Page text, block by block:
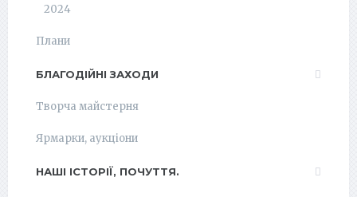
2024
Плани
БЛАГОДІЙНІ ЗАХОДИ
Творча майстерня
Ярмарки, аукціони
НАШІ ІСТОРІЇ, ПОЧУТТЯ.